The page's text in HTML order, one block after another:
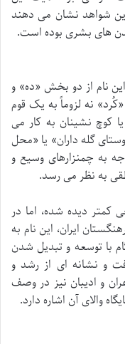
شواهد نشان می دهند
های بشری بوده است.
نام از دو بخش «ده» و
نه لزوماً به یک قوم
کوچ نشینان به کار می
گله داران» یا «محل
به چمنزارهای وسیع و
به نظر می رسد.
کمتر دیده شده، اما در
فرهنگستان ایران، این نام به
با توسعه و تبدیل شدن
و نشانه ای از رشد و
و ادیبان نیز در وصف
والای آن اشاره دارد.